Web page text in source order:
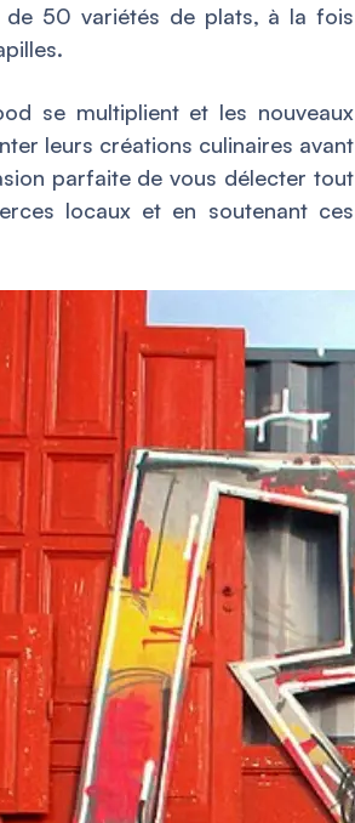
de 50 variétés de plats, à la fois
se multiplient et les nouveaux
leurs créations culinaires avant
parfaite de vous délecter tout
locaux et en soutenant ces